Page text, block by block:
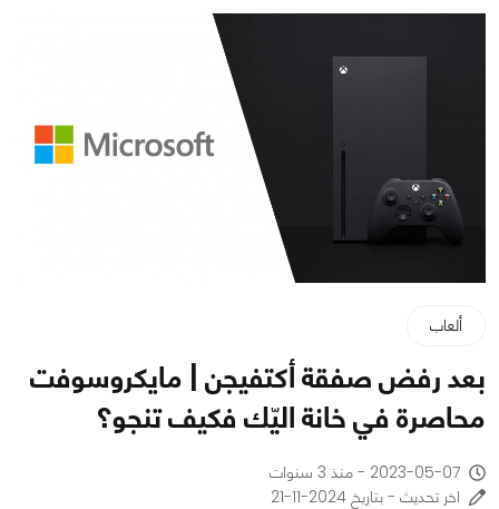
ألعاب
بعد رفض صفقة أكتفيجن | مايكروسوفت
محاصرة في خانة اليّك فكيف تنجو؟
2023-05-07 - منذ 3 سنوات
اخر تحديث - بتاريخ 2024-11-21